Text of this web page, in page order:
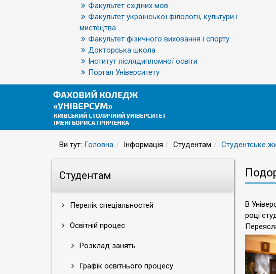
Факультет східних мов
Факультет української філології, культури і
мистецтва
Факультет фізичного виховання і спорту
Докторська школа
Інститут післядипломної освіти
Портал Університету
Ви тут: Головна Інформація Студентам Студентське
Студентам
Перелік спеціальностей
Освітній процес
Розклад занять
Графік освітнього процесу
В
році